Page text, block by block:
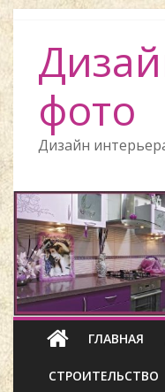
фото
Дизайн
ГЛАВНАЯ
СТРОИТЕЛЬСТВО